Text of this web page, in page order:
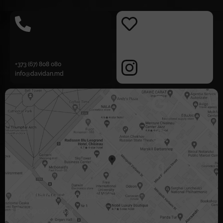
+373 (67) 808 080
info@davidan.md
ул. Vlaicu Pârcălab 52
Второй этаж